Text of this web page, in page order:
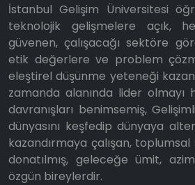
İstanbul Gelişim Üniversitesi
teknolojik gelişmelere açık,
güvenen, çalışacağı sektöre
etik değerlere ve problem
eleştirel düşünme yeteneği
zamanda alanında lider olmayı
davranışları benimsemiş,
dünyasını keşfedip dünyaya
kazandırmaya çalışan,
donatılmış, geleceğe ümit,
özgün bireylerdir.